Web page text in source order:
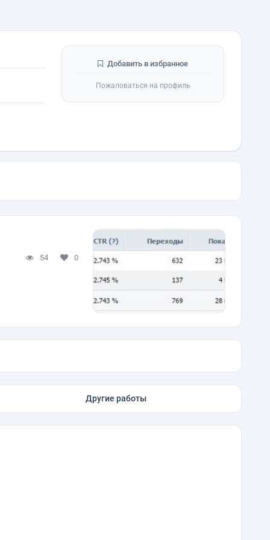
Добавить в избранное
Пожаловаться на профиль
54 0
Другие работы